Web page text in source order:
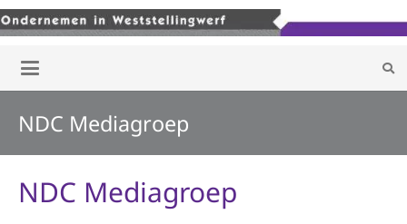
NDC Mediagroep
NDC Mediagroep